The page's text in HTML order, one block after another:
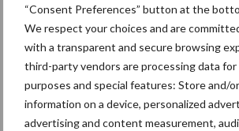
“Consent Preferences” button at the
We respect your choices and are
with a transparent and secure browsing
third-party vendors are processing data
purposes and special features: Store and/
information on a device, personalized
advertising and content measurement,
9 augustus 2022